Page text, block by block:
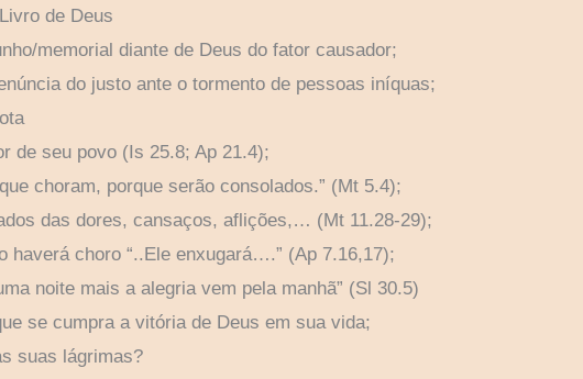
de Deus
memorial diante de Deus do fator causador;
do justo ante o tormento de pessoas iníquas;
de seu povo (Is 25.8; Ap 21.4);
choram, porque serão consolados.” (Mt 5.4);
das dores, cansaços, aflições,… (Mt 11.28-29);
haverá choro “..Ele enxugará….” (Ap 7.16,17);
noite mais a alegria vem pela manhã” (Sl 30.5)
se cumpra a vitória de Deus em sua vida;
suas lágrimas?